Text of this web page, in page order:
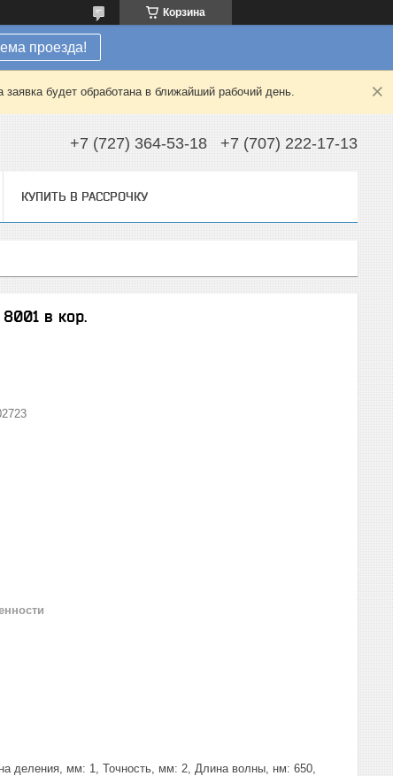
Корзина
проезда!
будет обработана в ближайший рабочий день.
+7 (727) 364-53-18 +7 (707) 222-17-13
КУПИТЬ В РАССРОЧКУ
в кор.
деления, мм: 1, Точность, мм: 2, Длина волны, нм: 650,